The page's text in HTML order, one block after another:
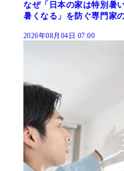
なぜ「日本の家は特別暑
暑くなる」を防ぐ専門家
2026年08月04日 07:00